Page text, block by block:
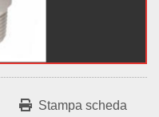
Stampa scheda